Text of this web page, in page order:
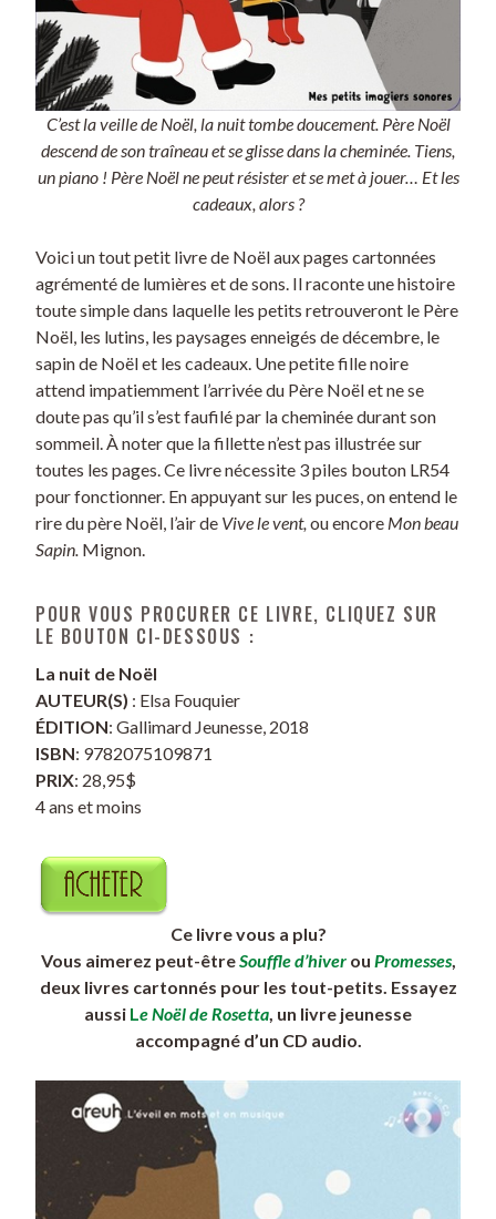
C’est la veille de Noël, la nuit tombe doucement. Père Noël
descend de son traîneau et se glisse dans la cheminée. Tiens,
un piano ! Père Noël ne peut résister et se met à jouer… Et les
cadeaux, alors ?
Voici un tout petit livre de Noël aux pages cartonnées
agrémenté de lumières et de sons. Il raconte une histoire
toute simple dans laquelle les petits retrouveront le Père
Noël, les lutins, les paysages enneigés de décembre, le
sapin de Noël et les cadeaux. Une petite fille noire
attend impatiemment l’arrivée du Père Noël et ne se
doute pas qu’il s’est faufilé par la cheminée durant son
sommeil. À noter que la fillette n’est pas illustrée sur
toutes les pages. Ce livre nécessite 3 piles bouton LR54
pour fonctionner. En appuyant sur les puces, on entend le
rire du père Noël, l’air de Vive le vent, ou encore Mon beau
Sapin. Mignon.
POUR VOUS PROCURER CE LIVRE, CLIQUEZ SUR
LE BOUTON CI-DESSOUS :
La nuit de Noël
AUTEUR(S) : Elsa Fouquier
ÉDITION: Gallimard Jeunesse, 2018
ISBN: 9782075109871
PRIX: 28,95$
4 ans et moins
Ce livre vous a plu?
Vous aimerez peut-êtreSouffle d’hiverou Promesses,
deux livres cartonnés pour les tout-petits. Essayez
aussi Le Noël de Rosetta, un livre jeunesse
accompagné d’un CD audio.